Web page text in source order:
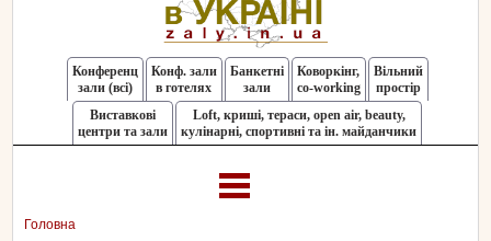
Конференц
зали (всі)
Конф. зали
в готелях
Банкетні
зали
Коворкінг,
co-working
Вільний
простір
Виставкові
центри та зали
Loft, криші, тераси, оpen air, beauty,
кулінарні, спортивні та ін. майданчики
Головна